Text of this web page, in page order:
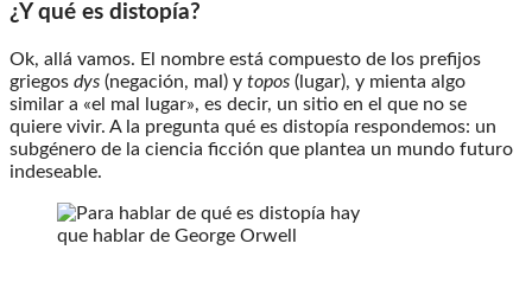
¿Y qué es distopía?
Ok, allá vamos. El nombre está compuesto de los prefijos
griegos dys (negación, mal) y topos (lugar), y mienta algo
similar a «el mal lugar», es decir, un sitio en el que no se
quiere vivir. A la pregunta qué es distopía respondemos: un
subgénero de la ciencia ficción que plantea un mundo futuro
indeseable.